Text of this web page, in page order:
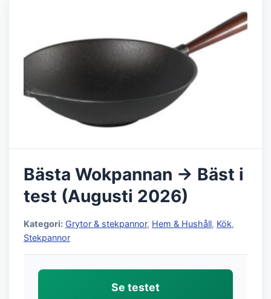
Bästa Wokpannan → Bäst i
test (Augusti 2026)
Kategori: Grytor & stekpannor, Hem & Hushåll, Kök,
Stekpannor
Se testet